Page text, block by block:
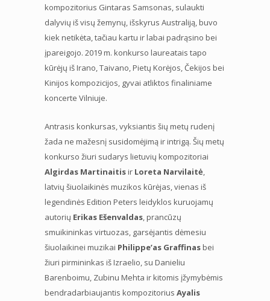
kompozitorius Gintaras Samsonas, sulaukti
dalyvių iš visų žemynų, išskyrus Australiją, buvo
kiek netikėta, tačiau kartu ir labai padrąsino bei
įpareigojo. 2019 m. konkurso laureatais tapo
kūrėjų iš Irano, Taivano, Pietų Korėjos, Čekijos bei
Kinijos kompozicijos, gyvai atliktos finaliniame
koncerte Vilniuje.
Antrasis konkursas, vyksiantis šių metų rudenį
žada ne mažesnį susidomėjimą ir intrigą. Šių metų
konkurso žiuri sudarys lietuvių kompozitoriai
Algirdas Martinaitisir Loreta Narvilaitė
latvių šiuolaikinės muzikos kūrėjas, vienas iš
legendinės Edition Peters leidyklos kuruojamų
autorių Erikas Ešenvaldas , prancūzų
smuikininkas virtuozas, garsėjantis dėmesiu
šiuolaikinei muzikai Philippe’as Graffinasbei
žiuri pirmininkas iš Izraelio, su Danieliu
Barenboimu, Zubinu Mehta ir kitomis įžymybėmis
bendradarbiaujantis kompozitorius Ayalis